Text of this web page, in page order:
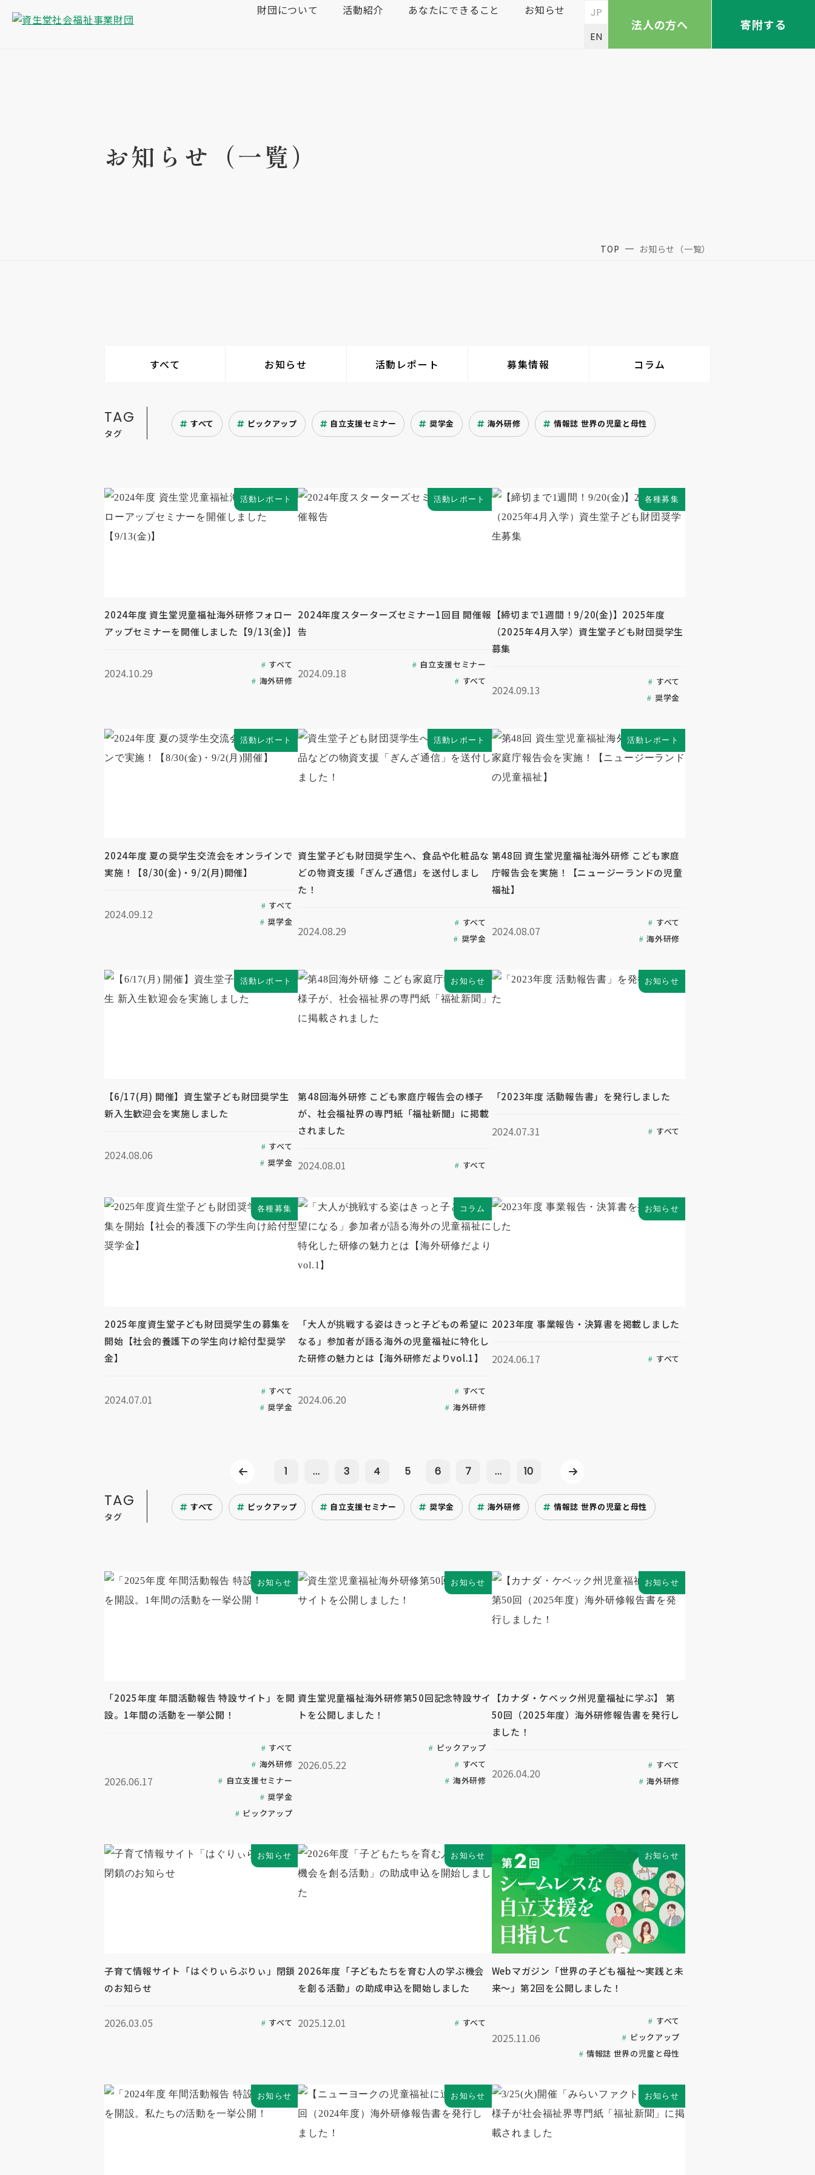
財団について 活動紹介 あなたにできること お知らせ
JP
EN
法人の方へ 寄附する
お知らせ（一覧）
TOP お知らせ（一覧）
すべて お知らせ 活動レポート 募集情報 コラム
TAG
タグ
すべて ピックアップ 自立支援セミナー 奨学金 海外研修 情報誌 世界の児童と母性
活動レポート
2024年度 資生堂児童福祉海外研修フォロー
アップセミナーを開催しました【9/13(金)】
2024.10.29
すべて
海外研修
活動レポート
2024年度スターターズセミナー1回目 開催報
告
2024.09.18
自立支援セミナー
すべて
各種募集
【締切まで1週間！9/20(金)】2025年度
（2025年4月入学）資生堂子ども財団奨学生
募集
2024.09.13
すべて
奨学金
活動レポート
2024年度 夏の奨学生交流会をオンラインで
実施！【8/30(金)・9/2(月)開催】
2024.09.12
すべて
奨学金
活動レポート
資生堂子ども財団奨学生へ、食品や化粧品な
どの物資支援「ぎんざ通信」を送付しまし
た！
2024.08.29
すべて
奨学金
活動レポート
第48回 資生堂児童福祉海外研修 こども家庭
庁報告会を実施！【ニュージーランドの児童
福祉】
2024.08.07
すべて
海外研修
活動レポート
【6/17(月) 開催】資生堂子ども財団奨学生
新入生歓迎会を実施しました
2024.08.06
すべて
奨学金
お知らせ
第48回海外研修 こども家庭庁報告会の様子
が、社会福祉界の専門紙「福祉新聞」に掲載
されました
2024.08.01 すべて
お知らせ
「2023年度 活動報告書」を発行しました
2024.07.31 すべて
各種募集
2025年度資生堂子ども財団奨学生の募集を
開始【社会的養護下の学生向け給付型奨学
金】
2024.07.01
すべて
奨学金
コラム
「大人が挑戦する姿はきっと子どもの希望に
なる」参加者が語る海外の児童福祉に特化し
た研修の魅力とは【海外研修だよりvol.1】
2024.06.20
すべて
海外研修
お知らせ
2023年度 事業報告・決算書を掲載しました
2024.06.17 すべて
1 ... 3 4 5 6 7 ... 10
TAG
タグ
すべて ピックアップ 自立支援セミナー 奨学金 海外研修 情報誌 世界の児童と母性
お知らせ
「2025年度 年間活動報告 特設サイト」を開
設。1年間の活動を一挙公開！
2026.06.17
すべて
海外研修
自立支援セミナー
奨学金
ピックアップ
お知らせ
資生堂児童福祉海外研修第50回記念特設サイ
トを公開しました！
2026.05.22
ピックアップ
すべて
海外研修
お知らせ
【カナダ・ケベック州児童福祉に学ぶ】 第
50回（2025年度）海外研修報告書を発行し
ました！
2026.04.20
すべて
海外研修
お知らせ
子育て情報サイト「はぐりぃらぶりぃ」閉鎖
のお知らせ
2026.03.05 すべて
お知らせ
2026年度「子どもたちを育む人の学ぶ機会
を創る活動」の助成申込を開始しました
2025.12.01 すべて
お知らせ
Webマガジン「世界の子ども福祉～実践と未
来～」第2回を公開しました！
2025.11.06
すべて
ピックアップ
情報誌 世界の児童と母性
お知らせ お知らせ お知らせ